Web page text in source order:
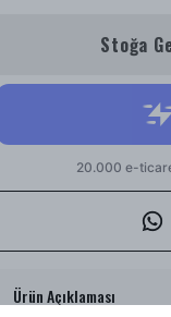
Stoğa
Ürün Açıklaması